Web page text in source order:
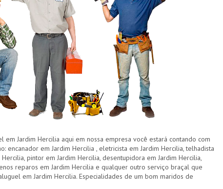
Jardim Hercilia aqui em nossa empresa você estará contando com
encanador em Jardim Hercilia , eletricista em Jardim Hercilia, telhadista
pintor em Jardim Hercilia, desentupidora em Jardim Hercilia,
reparos em Jardim Hercilia e qualquer outro serviço braçal que
em Jardim Hercilia. Especialidades de um bom maridos de